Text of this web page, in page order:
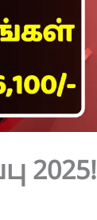
2025!